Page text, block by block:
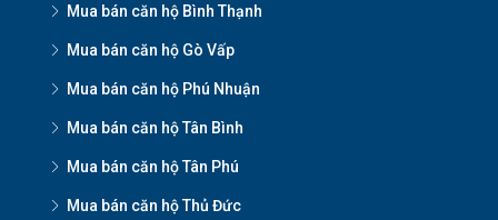
Mua bán căn hộ Bình Thạnh
Mua bán căn hộ Gò Vấp
Mua bán căn hộ Phú Nhuận
Mua bán căn hộ Tân Bình
Mua bán căn hộ Tân Phú
Mua bán căn hộ Thủ Đức